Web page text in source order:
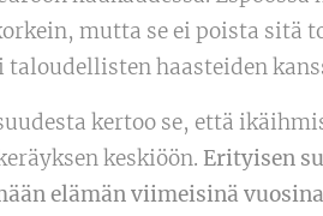
mutta se ei poista sitä
haasteiden
kertoo se, että
keskiöön. Erityisen
elämän viimeisinä